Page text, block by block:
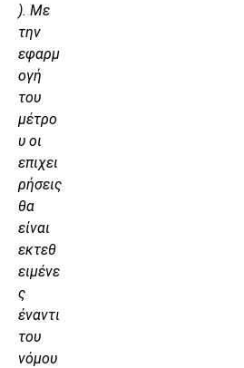
). Με
την
εφαρμ
ογή
του
μέτρο
υ οι
επιχει
ρήσεις
θα
είναι
εκτεθ
ειμένε
ς
έναντι
του
νόμου